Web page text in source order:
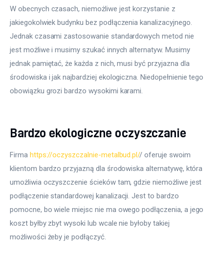
Salon
Salon
Więcej
W obecnych czasach, niemożliwe jest korzystanie z
jakiegokolwiek budynku bez podłączenia kanalizacyjnego.
Jednak czasami zastosowanie standardowych metod nie
jest możliwe i musimy szukać innych alternatyw. Musimy
jednak pamiętać, że każda z nich, musi być przyjazna dla
środowiska i jak najbardziej ekologiczna. Niedopełnienie tego
obowiązku grozi bardzo wysokimi karami.
Bardzo ekologiczne oczyszczanie
Firma https://oczyszczalnie-metalbud.pl// oferuje swoim
klientom bardzo przyjazną dla środowiska alternatywę, która
umożliwia oczyszczenie ścieków tam, gdzie niemożliwe jest
podłączenie standardowej kanalizacji. Jest to bardzo
pomocne, bo wiele miejsc nie ma owego podłączenia, a jego
koszt byłby zbyt wysoki lub wcale nie byłoby takiej
możliwości żeby je podłączyć.